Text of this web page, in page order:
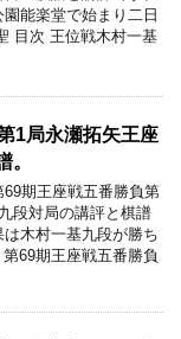
能楽堂で始まり二日
目次 王位戦木村一基
1局永瀬拓矢王座
。
期王座戦五番勝負第
段対局の講評と棋譜
木村一基九段が勝ち
69期王座戦五番勝負